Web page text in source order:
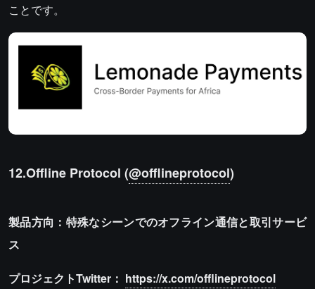
ことです。
12.Offline Protocol (@offlineprotocol)
製品方向：特殊なシーンでのオフライン通信と取引サービ
ス
プロジェクトTwitter： https://x.com/offlineprotocol